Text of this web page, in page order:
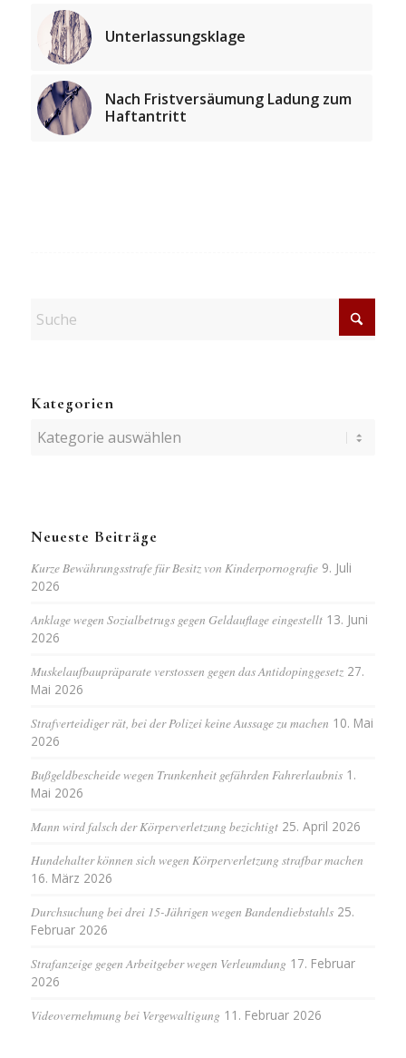
Unterlassungsklage
Nach Fristversäumung Ladung zum
Haftantritt
Kategorien
Kategorien
Neueste Beiträge
Kurze Bewährungsstrafe für Besitz von Kinderpornografie 9. Juli
2026
Anklage wegen Sozialbetrugs gegen Geldauflage eingestellt 13. Juni
2026
Muskelaufbaupräparate verstossen gegen das Antidopinggesetz 27.
Mai 2026
Strafverteidiger rät, bei der Polizei keine Aussage zu machen 10. Mai
2026
Bußgeldbescheide wegen Trunkenheit gefährden Fahrerlaubnis 1.
Mai 2026
Mann wird falsch der Körperverletzung bezichtigt 25. April 2026
Hundehalter können sich wegen Körperverletzung strafbar machen
16. März 2026
Durchsuchung bei drei 15-Jährigen wegen Bandendiebstahls 25.
Februar 2026
Strafanzeige gegen Arbeitgeber wegen Verleumdung 17. Februar
2026
Videovernehmung bei Vergewaltigung 11. Februar 2026